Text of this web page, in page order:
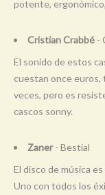
potente,
Cristian Crabbé -
El sonido de estos
cuestan once euros,
veces, pero es
cascos sonny.
Zaner- Bestial
El disco de música
Uno con todos los